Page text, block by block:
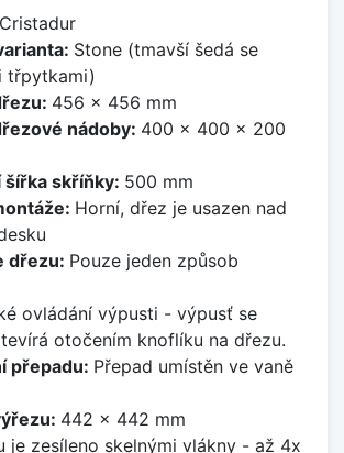
Cristadur
Stone (tmavší šedá se
třpytkami)
456 x 456 mm
nádoby: 400 x 400 x 200
šířka skříňky: 500 mm
Horní, dřez je usazen nad
dřezu: Pouze jeden způsob
ovládání výpusti - výpusť se
otočením knoflíku na dřezu.
přepadu: Přepad umístěn ve vaně
442 x 442 mm
je zesíleno skelnými vlákny - až 4x